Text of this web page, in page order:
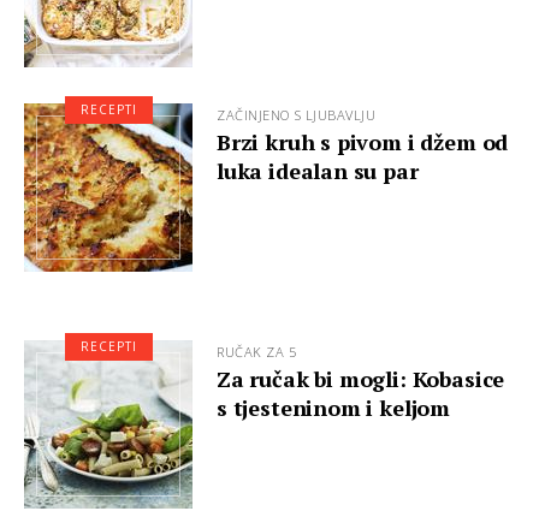
ZAČINJENO S LJUBAVLJU
Brzi kruh s pivom i džem od
luka idealan su par
RECEPTI
RUČAK ZA 5
Za ručak bi mogli: Kobasice
s tjesteninom i keljom
RECEPTI